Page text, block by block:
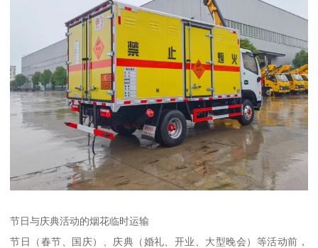
节日与庆典活动的烟花临时运输​
节日（春节、国庆）、庆典（婚礼、开业、大型晚会）等活动前，